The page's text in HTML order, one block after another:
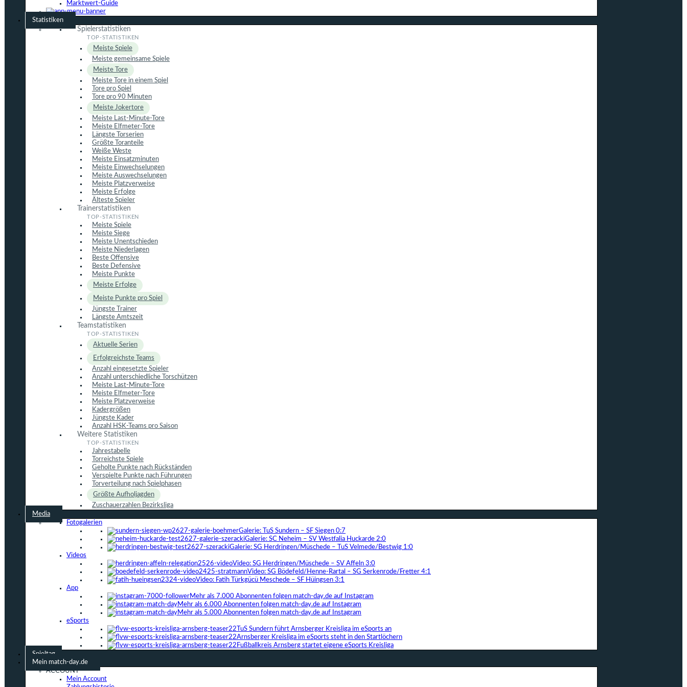
Marktwert-Guide
Statistiken
Spielerstatistiken
Meiste Spiele
Meiste gemeinsame Spiele
Meiste Tore
Meiste Tore in einem Spiel
Tore pro Spiel
Tore pro 90 Minuten
Meiste Jokertore
Meiste Last-Minute-Tore
Meiste Elfmeter-Tore
Längste Torserien
Größte Toranteile
Weiße Weste
Meiste Einsatzminuten
Meiste Einwechselungen
Meiste Auswechselungen
Meiste Platzverweise
Meiste Erfolge
Älteste Spieler
Trainerstatistiken
Meiste Spiele
Meiste Siege
Meiste Unentschieden
Meiste Niederlagen
Beste Offensive
Beste Defensive
Meiste Punkte
Meiste Erfolge
Meiste Punkte pro Spiel
Jüngste Trainer
Längste Amtszeit
Teamstatistiken
Aktuelle Serien
Erfolgreichste Teams
Anzahl eingesetzte Spieler
Anzahl unterschiedliche Torschützen
Meiste Last-Minute-Tore
Meiste Elfmeter-Tore
Meiste Platzverweise
Kadergrößen
Jüngste Kader
Anzahl HSK-Teams pro Saison
Weitere Statistiken
Jahrestabelle
Torreichste Spiele
Geholte Punkte nach Rückständen
Verspielte Punkte nach Führungen
Torverteilung nach Spielphasen
Größte Aufholjagden
Zuschauerzahlen Bezirksliga
Media
Fotogalerien
Galerie: TuS Sundern – SF Siegen 0:7
Galerie: SC Neheim – SV Westfalia Huckarde 2:0
Galerie: SG Herdringen/Müschede – TuS Velmede/Bestwig 1:0
Videos
Video: SG Herdringen/Müschede – SV Affeln 3:0
Video: SG Bödefeld/Henne-Rartal – SG Serkenrode/Fretter 4:1
Video: Fatih Türkgücü Meschede – SF Hüingsen 3:1
App
Mehr als 7.000 Abonnenten folgen match-day.de auf Instagram
Mehr als 6.000 Abonnenten folgen match-day.de auf Instagram
Mehr als 5.000 Abonnenten folgen match-day.de auf Instagram
eSports
TuS Sundern führt Arnsberger Kreisliga im eSports an
Arnsberger Kreisliga im eSports steht in den Startlöchern
Fußballkreis Arnsberg startet eigene eSports Kreisliga
Spieltag
Mein match-day.de
ACCOUNT
Mein Account